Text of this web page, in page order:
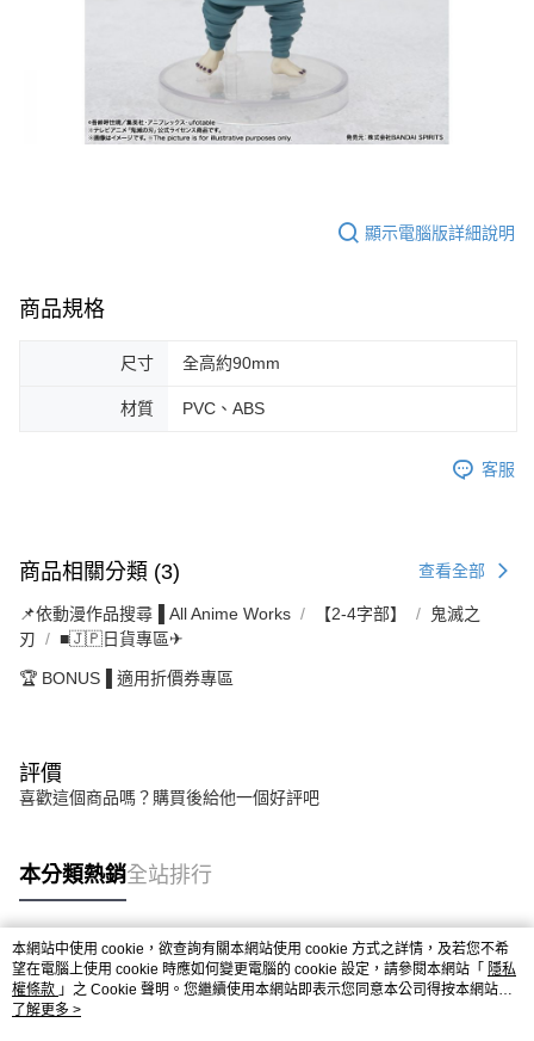
顯示電腦版詳細說明
商品規格
尺寸 全高約90mm
材質 PVC、ABS
客服
商品相關分類 (3) 查看全部
📌依動漫作品搜尋▐ All Anime Works 【2-4字部】
鬼滅之
刃
■🇯🇵日貨專區✈
🏆 BONUS▐ 適用折價券專區
評價
喜歡這個商品嗎？購買後給他一個好評吧
本分類熱銷全站排行
熱門標籤
本網站中使用 cookie，欲查詢有關本網站使用 cookie 方式之詳情，及若您不希
望在電腦上使用 cookie 時應如何變更電腦的 cookie 設定，請參閱本網站「 隱私
權條款 」之 Cookie 聲明。您繼續使用本網站即表示您同意本公司得按本網站使
用條款之 Cookie 聲明使用 cookie。
了解更多 >